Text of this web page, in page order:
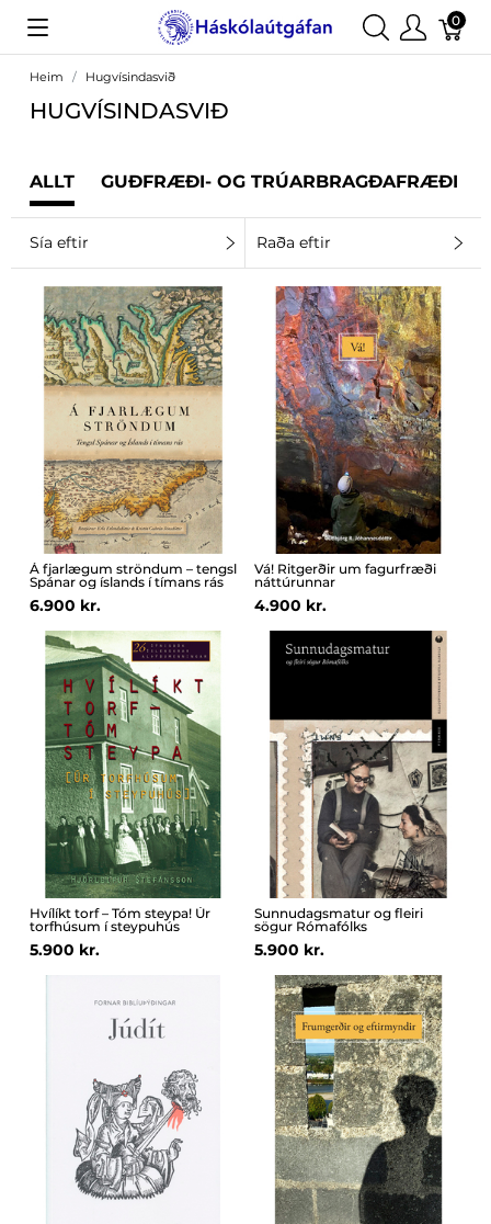
0
Heim Hugvísindasvið
HUGVÍSINDASVIÐ
ALLT GUÐFRÆÐI- OG TRÚARBRAGÐAFRÆÐI
Sía eftir Raða eftir
Á fjarlægum ströndum – tengsl
Spánar og íslands í tímans rás
6.900 kr.
Vá! Ritgerðir um fagurfræði
náttúrunnar
4.900 kr.
Hvílíkt torf – Tóm steypa! Úr
torfhúsum í steypuhús
5.900 kr.
Sunnudagsmatur og fleiri
sögur Rómafólks
5.900 kr.